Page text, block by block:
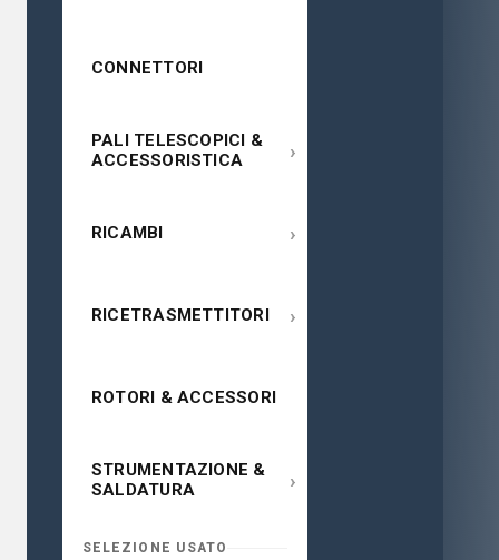
CONNETTORI
PALI TELESCOPICI &
ACCESSORISTICA
›
RICAMBI ›
RICETRASMETTITORI ›
ROTORI & ACCESSORI
STRUMENTAZIONE &
SALDATURA
›
SELEZIONE USATO